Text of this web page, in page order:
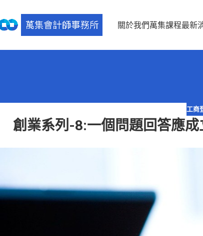
關於我們萬集課程最新
工商
創業系列-8:一個問題回答應